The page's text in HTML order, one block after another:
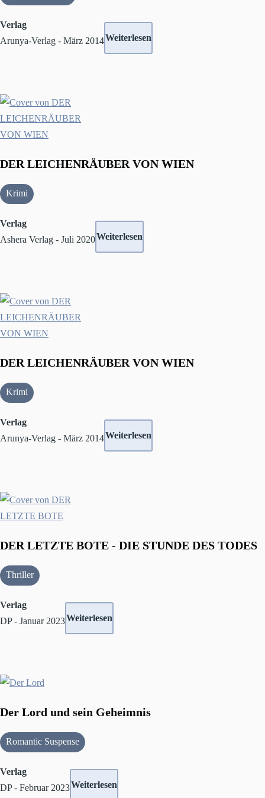
Verlag
Arunya-Verlag - März 2014Weiterlesen
DER LEICHENRÄUBER VON WIEN
Krimi
Verlag
Ashera Verlag - Juli 2020Weiterlesen
DER LEICHENRÄUBER VON WIEN
Krimi
Verlag
Arunya-Verlag - März 2014Weiterlesen
DER LETZTE BOTE - DIE STUNDE DES TODES
Thriller
Verlag
DP - Januar 2023Weiterlesen
Der Lord und sein Geheimnis
Romantic Suspense
Verlag
DP - Februar 2023Weiterlesen